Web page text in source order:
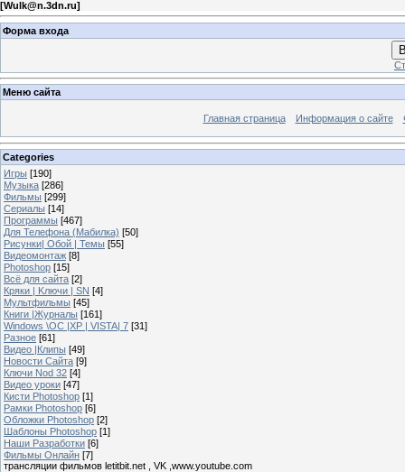
[Wulk@n.3dn.ru]
Форма входа
Меню сайта
Главная страница Информация о сайте
Categories
Игры [190]
Музыка [286]
Фильмы [299]
Сериалы [14]
Программы [467]
Для Телефона (Мабилка) [50]
Рисунки| Обой | Темы [55]
Видеомонтаж [8]
Photoshop [15]
Всё для сайта [2]
Кряки | Kлючи | SN [4]
Мультфильмы [45]
Книги |Журналы [161]
Windows \OC |XP | VISTA| 7 [31]
Разное [61]
Видео |Клипы [49]
Новости Сайта [9]
Ключи Nod 32 [4]
Видео уроки [47]
Кисти Photoshop [1]
Рамки Photoshop [6]
Обложки Photoshop [2]
Шаблоны Photoshop [1]
Наши Разработки [6]
Фильмы Онлайн [7]
трансляции фильмов letitbit.net , VK ,www.youtube.com